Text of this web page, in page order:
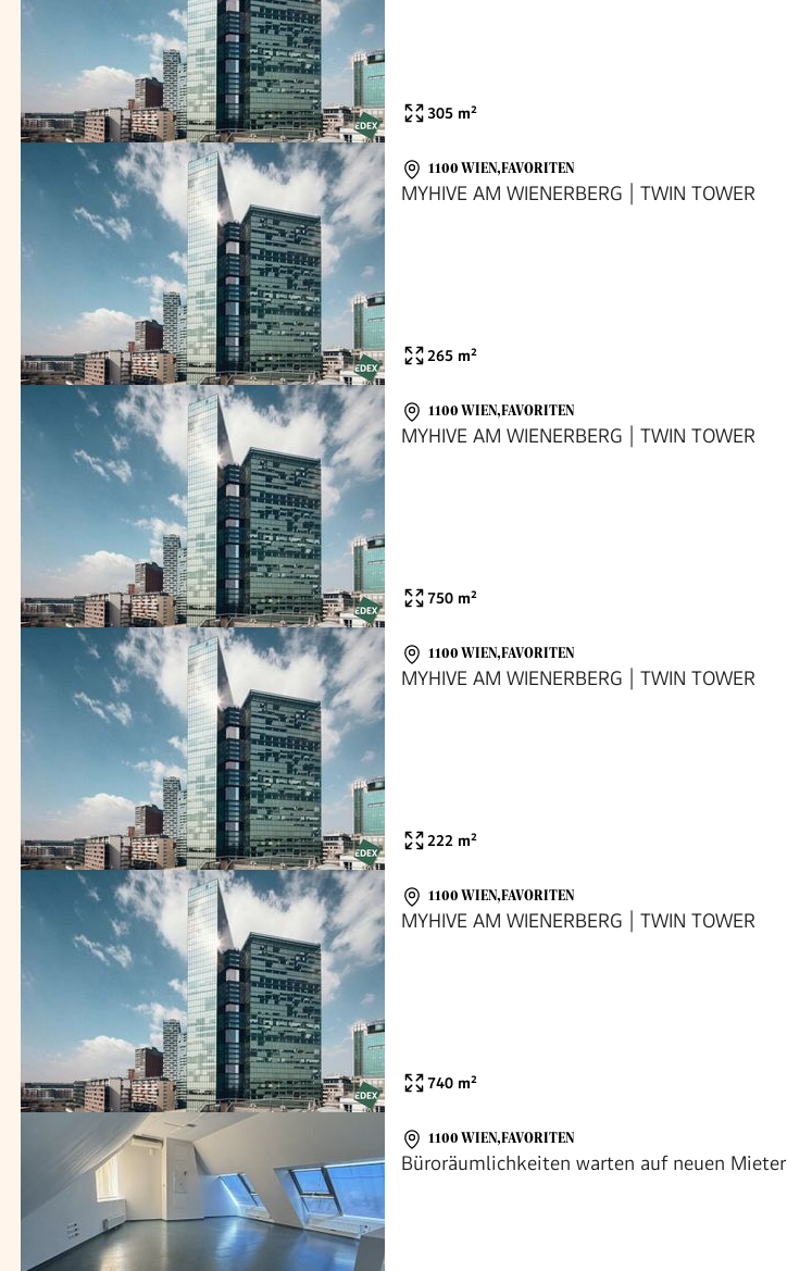
305 m²
1100 WIEN,FAVORITEN
MYHIVE AM WIENERBERG | TWIN TOWER
265 m²
1100 WIEN,FAVORITEN
MYHIVE AM WIENERBERG | TWIN TOWER
750 m²
1100 WIEN,FAVORITEN
MYHIVE AM WIENERBERG | TWIN TOWER
222 m²
1100 WIEN,FAVORITEN
MYHIVE AM WIENERBERG | TWIN TOWER
740 m²
1100 WIEN,FAVORITEN
Büroräumlichkeiten warten auf neuen Mieter